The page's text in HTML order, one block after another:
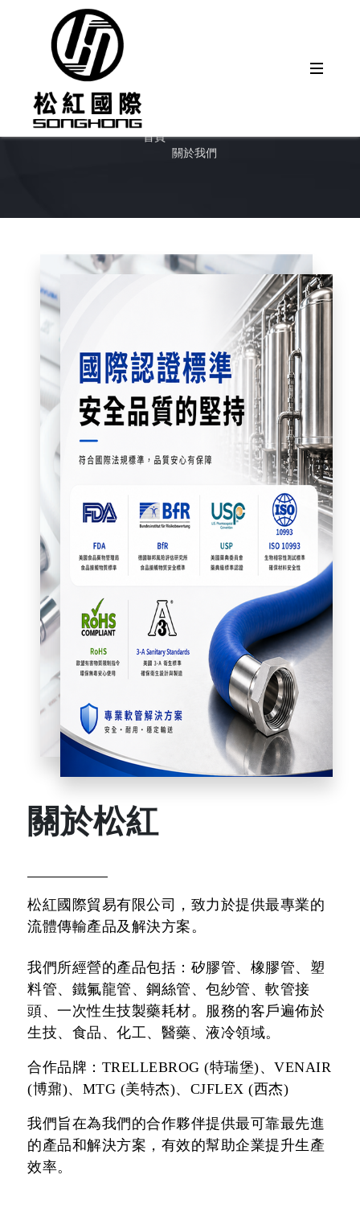
關於我們
首頁
關於我們
關於松紅
松紅國際貿易有限公司，致力於提供最專業的
流體傳輸產品及解決方案。
我們所經營的產品包括：矽膠管、橡膠管、塑
料管、鐵氟龍管、鋼絲管、包紗管、軟管接
頭、一次性生技製藥耗材。服務的客戶遍佈於
生技、食品、化工、醫藥、液冷領域。
合作品牌：TRELLEBROG (特瑞堡)、VENAIR
(博鼐)、MTG (美特杰)、CJFLEX (西杰)
我們旨在為我們的合作夥伴提供最可靠最先進
的產品和解決方案，有效的幫助企業提升生產
效率。